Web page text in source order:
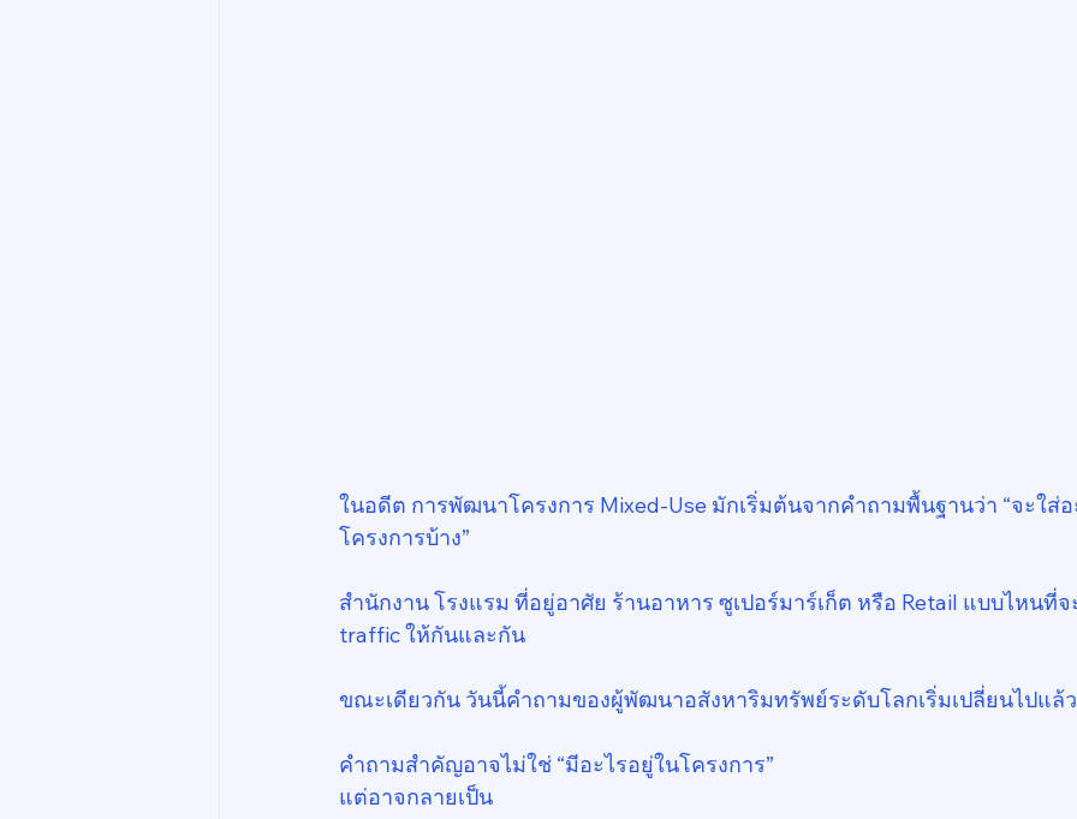
ในอดีต การพัฒนาโครงการ Mixed-Use มักเริ่มต้นจากคำถามพื้นฐานว่า “จะใส่อ
โครงการบ้าง”
สำนักงาน โรงแรม ที่อยู่อาศัย ร้านอาหาร ซูเปอร์มาร์เก็ต หรือ Retail แบบไหนที่
traffic ให้กันและกัน
ขณะเดียวกัน วันนี้คำถามของผู้พัฒนาอสังหาริมทรัพย์ระดับโลกเริ่มเปลี่ยนไปแล้ว
คำถามสำคัญอาจไม่ใช่ “มีอะไรอยู่ในโครงการ”
แต่อาจกลายเป็น